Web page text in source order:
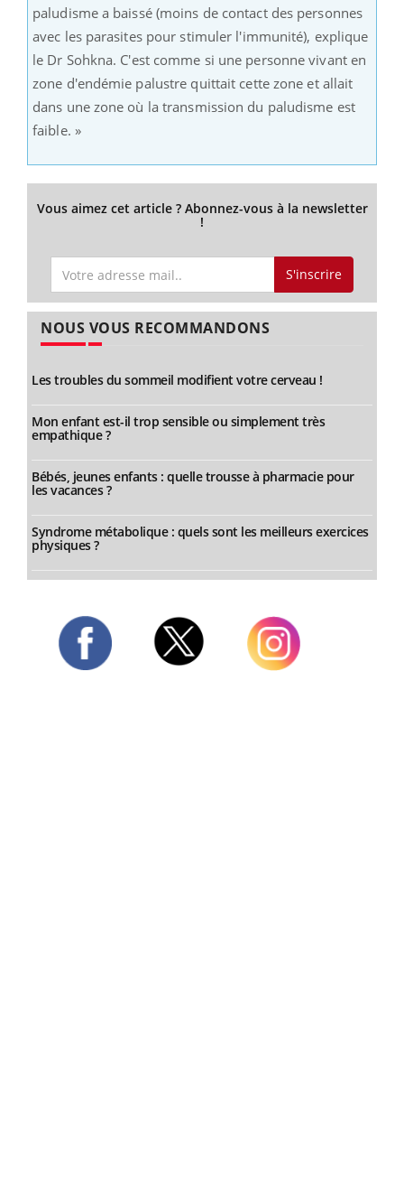
paludisme a baissé (moins de contact des personnes
avec les parasites pour stimuler l'immunité), explique
le Dr Sohkna. C'est comme si une personne vivant en
zone d'endémie palustre quittait cette zone et allait
dans une zone où la transmission du paludisme est
faible. »
Vous aimez cet article ? Abonnez-vous à la newsletter
!
S'inscrire
NOUS VOUS RECOMMANDONS
Les troubles du sommeil modifient votre cerveau !
Mon enfant est-il trop sensible ou simplement très
empathique ?
Bébés, jeunes enfants : quelle trousse à pharmacie pour
les vacances ?
Syndrome métabolique : quels sont les meilleurs exercices
physiques ?